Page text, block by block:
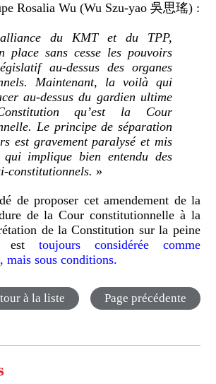
Rosalia Wu (Wu Szu-yao 吳思瑤) :
du KMT et du TPP,
place sans cesse les pouvoirs
au-dessus des organes
Maintenant, la voilà qui
au-dessus du gardien ultime
qu’est la Cour
Le principe de séparation
est gravement paralysé et mis
implique bien entendu des
constitutionnels. »
de proposer cet amendement de la
de la Cour constitutionnelle à la
de la Constitution sur la peine
est toujours considérée comme
mais sous conditions.
à la liste Page précédente